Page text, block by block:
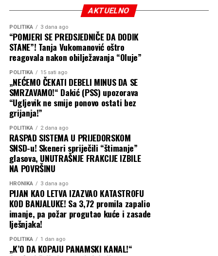
„Ustavne promjene su bile uslov da dođe do
rekonstrukcije Vlade, a onda su dogovorene sa DPS-om
uz Satlera. Što znači da sam bio u pravu“, kazao je
Knežević.
Dodao je da su rekonstrukcija i takozvani premijerski sat
održani dok je on boravio u SAD i ocijenio da je način na
koji je Spajić predstavljao pojedine kadrove pokazao
koliko ih zaista cijeni.
Interpelacija zbog Knina: „Da vidimo da li
je zaista bilo – ne u moje ime“
Knežević je istovremeno najavio da će DNP pokrenuti
interpelaciju o radu Ministarstva spoljnih poslova i šefa
diplomatije Ervina Ibrahimovića, poslije odluke da
otpravnik poslova Ambasade Crne Gore u Zagrebu
prisustvuje državnoj proslavi godišnjice „Oluje“ u Kninu.
Za pokretanje interpelacije potrebno je 27 potpisa
poslanika. Kako DNP sama nema dovoljan broj mandata,
Knežević je najavio da će njegova stranka zatražiti
AKTUELNO
POLITIKA 3 dana ago
“POMJERI SE PREDSJEDNIČE DA DODIK
STANE”! Tanja Vukomanović oštro
reagovala nakon obilježavanja “Oluje”
POLITIKA 15 sati ago
„NEĆEMO ČEKATI DEBELI MINUS DA SE
SMRZAVAMO!“ Dakić (PSS) upozorava
“Ugljevik ne smije ponovo ostati bez
grijanja!”
POLITIKA 2 dana ago
RASPAD SISTEMA U PRIJEDORSKOM
SNSD-u! Skeneri spriječili “štimanje”
glasova, UNUTRAŠNJE FRAKCIJE IZBILE
NA POVRŠINU
HRONIKA 3 dana ago
PIJAN KAO LETVA IZAZVAO KATASTROFU
KOD BANJALUKE! Sa 3,72 promila zapalio
imanje, pa požar progutao kuće i zasade
lješnjaka!
POLITIKA 1 dan ago
„K’O DA KOPAJU PANAMSKI KANAL!“